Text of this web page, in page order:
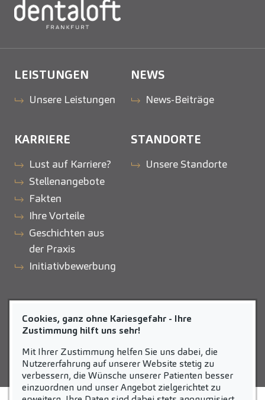
LEISTUNGEN
Unsere Leistungen
NEWS
News-Beiträge
KARRIERE
Lust auf Karriere?
Stellenangebote
Fakten
Ihre Vorteile
Geschichten aus
der Praxis
Initiativbewerbung
STANDORTE
Unsere Standorte
ZAHNEINS
zahneins.com
Cookies, ganz ohne Kariesgefahr - Ihre
Zustimmung hilft uns sehr!
Mit Ihrer Zustimmung helfen Sie uns dabei, die
Nutzererfahrung auf unserer Website stetig zu
verbessern, die Wünsche unserer Patienten besser
einzuordnen und unser Angebot zielgerichtet zu